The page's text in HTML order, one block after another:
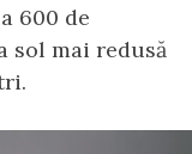
600 de
sol mai redusă